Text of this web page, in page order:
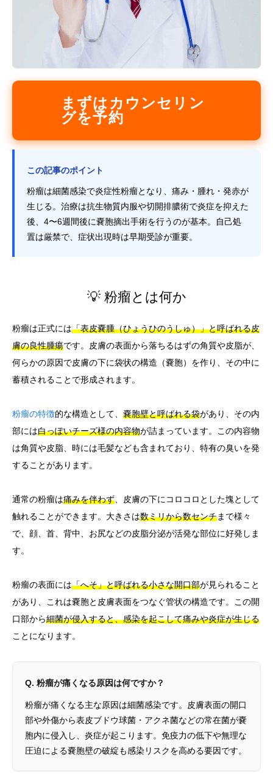
まずはカウンセリン
グを予約
この記事のポイント
粉瘤は細菌感染で炎症性粉瘤となり、痛み・腫れ・発赤が
生じる。治療は抗生物質内服や切開排膿術で炎症を抑えた
後、4〜6週間後に嚢胞摘出手術を行うのが基本。自己処
置は厳禁で、症状出現時は早期受診が重要。
💡 粉瘤とは何か
粉瘤は正式には「表皮嚢腫（ひょうひのうしゅ）」と呼ばれる皮
膚の良性腫瘍です。皮膚の表面から落ちるはずの角質や皮脂が、
何らかの原因で皮膚の下に袋状の構造（嚢胞）を作り、その中に
蓄積されることで形成されます。
粉瘤の特徴的な構造として、 嚢胞壁と呼ばれる袋があり、その内
部には白っぽいチーズ様の内容物が詰まっています。この内容物
は角質や皮脂、時には毛髪なども含まれており、特有の臭いを発
することがあります。
通常の粉瘤は痛みを伴わず 、皮膚の下にコロコロとした塊として
触れることができます。大きさは数ミリから数センチまで様々
で、顔、首、背中、お尻などの皮脂分泌が活発な部位に好発しま
す。
粉瘤の表面には「へそ」と呼ばれる小さな開口部が見られること
があり、これは嚢胞と皮膚表面をつなぐ管状の構造です。この開
口部から細菌が侵入すると、感染を起こして痛みや炎症が生じる
ことになります。
Q. 粉瘤が痛くなる原因は何ですか？
粉瘤が痛くなる主な原因は細菌感染です。皮膚表面の開口
部や外傷から表皮ブドウ球菌・アクネ菌などの常在菌が嚢
胞内に侵入し、炎症が起こります。免疫力の低下や無理な
圧迫による嚢胞壁の破綻も感染リスクを高める要因です。